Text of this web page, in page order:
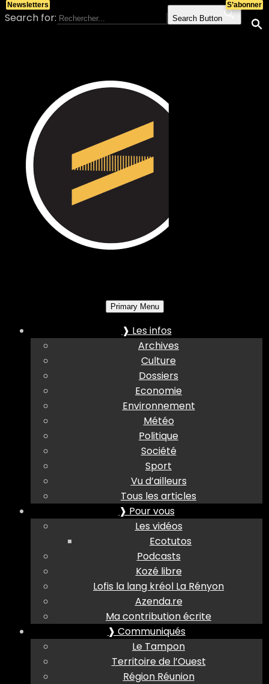
Search for: Search Button
Primary Menu
❱ Les infos
Archives
Culture
Dossiers
Economie
Environnement
Météo
Politique
Société
Sport
Vu d’ailleurs
Tous les articles
❱ Pour vous
Les vidéos
Ecotutos
Podcasts
Kozé libre
Lofis la lang kréol La Rényon
Azenda.re
Ma contribution écrite
❱ Communiqués
Le Tampon
Territoire de l’Ouest
Région Réunion
S’abonner
Newsletters